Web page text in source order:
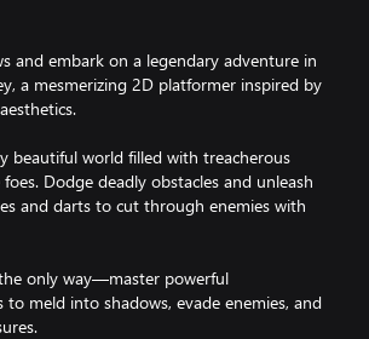
and embark on a legendary adventure in
a mesmerizing 2D platformer inspired by
beautiful world filled with treacherous
Dodge deadly obstacles and unleash
and darts to cut through enemies with
only way—master powerful
to meld into shadows, evade enemies, and